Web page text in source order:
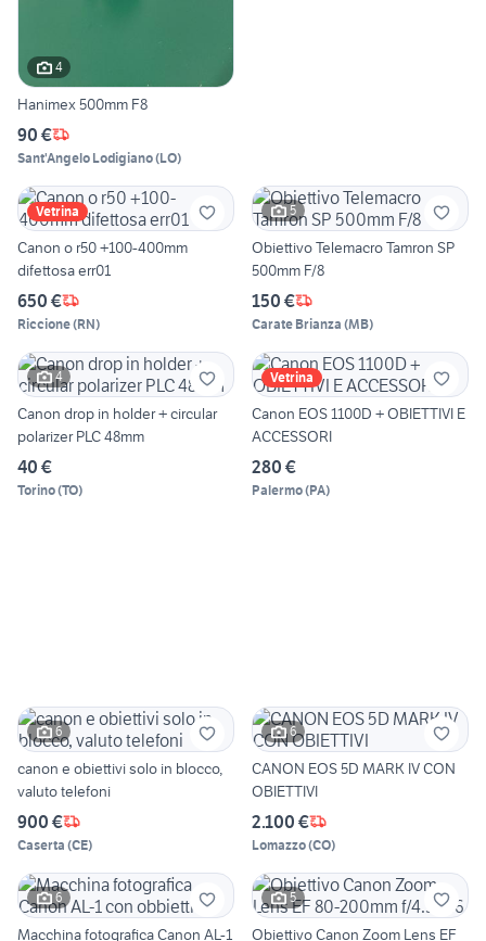
4
Hanimex 500mm F8
90 €
Sant'Angelo Lodigiano(LO)
Vetrina
Canon o r50 +100-400mm
difettosa err01
650 €
Riccione(RN)
5
Obiettivo Telemacro Tamron SP
500mm F/8
150 €
Carate Brianza (MB)
4
Canon drop in holder + circular
polarizer PLC 48mm
40 €
Torino(TO)
Vetrina
Canon EOS 1100D + OBIETTIVI E
ACCESSORI
280 €
Palermo(PA)
6
canon e obiettivi solo in blocco,
valuto telefoni
900 €
Caserta (CE)
6
CANON EOS 5D MARK IV CON
OBIETTIVI
2.100 €
Lomazzo(CO)
6
Macchina fotografica Canon AL-1
5
Obiettivo Canon Zoom Lens EF